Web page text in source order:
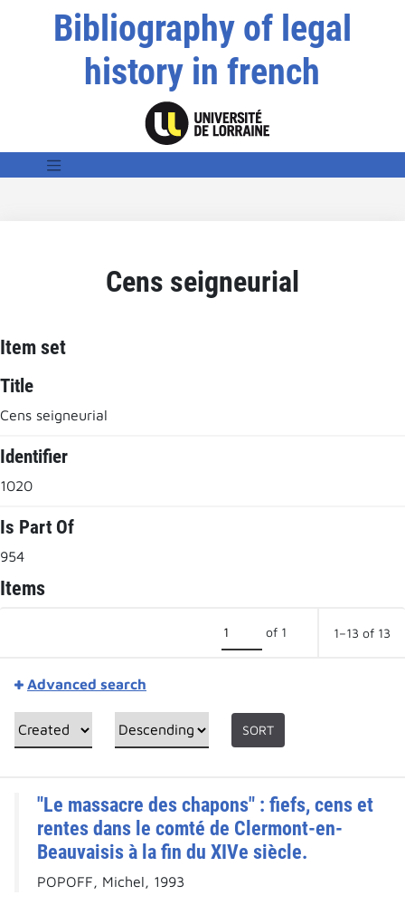
Bibliography of legal
history in french
Cens seigneurial
Item set
Title
Cens seigneurial
Identifier
1020
Is Part Of
954
Items
of 1 1–13 of 13
Advanced search
SORT
"Le massacre des chapons" : fiefs, cens et
rentes dans le comté de Clermont-en-
Beauvaisis à la fin du XIVe siècle.
POPOFF, Michel, 1993